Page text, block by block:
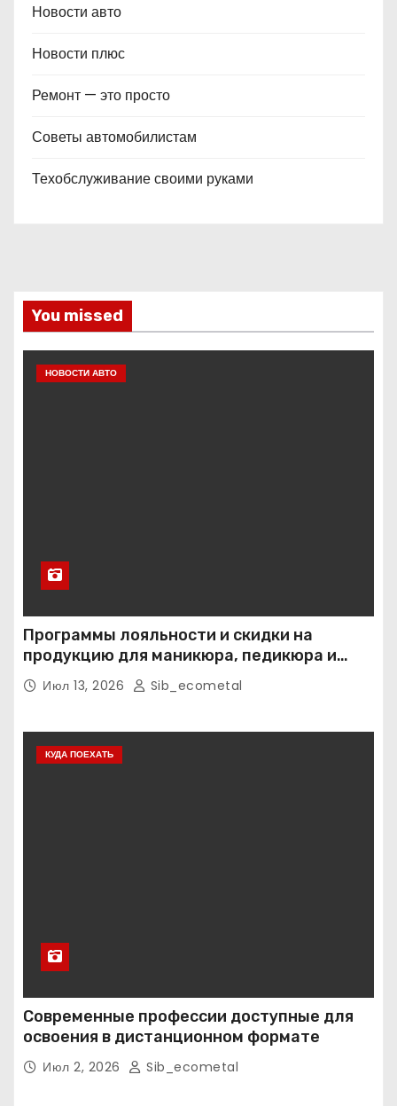
Новости авто
Новости плюс
Ремонт — это просто
Советы автомобилистам
Техобслуживание своими руками
You missed
НОВОСТИ АВТО
Программы лояльности и скидки на
продукцию для маникюра, педикюра и
наращивания ресниц
Июл 13, 2026 Sib_ecometal
КУДА ПОЕХАТЬ
Современные профессии доступные для
освоения в дистанционном формате
Июл 2, 2026 Sib_ecometal